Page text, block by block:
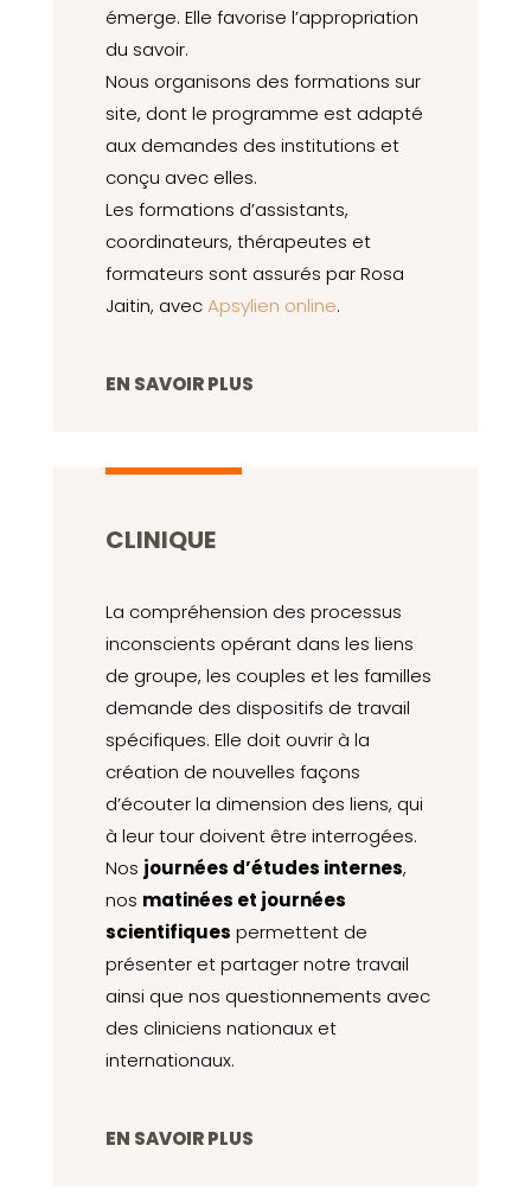
émerge. Elle favorise l’appropriation
du savoir.
Nous organisons des formations sur
site, dont le programme est adapté
aux demandes des institutions et
conçu avec elles.
Les formations d’assistants,
coordinateurs, thérapeutes et
formateurs sont assurés par Rosa
Jaitin, avecApsylien online.
EN SAVOIR PLUS
CLINIQUE
La compréhension des processus
inconscients opérant dans les liens
de groupe, les couples et les familles
demande des dispositifs de travail
spécifiques. Elle doit ouvrir à la
création de nouvelles façons
d’écouter la dimension des liens, qui
à leur tour doivent être interrogées.
Nos journées d’études internes,
nos matinées et journées
scientifiques permettent de
présenter et partager notre travail
ainsi que nos questionnements avec
des cliniciens nationaux et
internationaux.
EN SAVOIR PLUS